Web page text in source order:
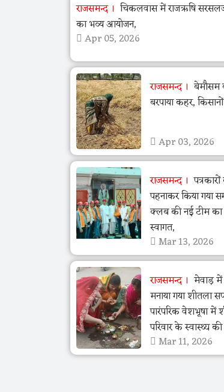
राजसमन्द
चिकलवास में राजऋषि
का भव्य आयोजन,
Apr 05, 2026
राजसमन्द
बेमौसम
बरपाया कहर,
Apr 03, 2026
राजसमन्द
पहनाकर किया गया
क्लब की नई टीम का
स्वागत,
Mar 13, 2026
राजसमन्द
मेवाड़ में
मनाया गया शीतला
पारंपरिक वेशभूषा में
परिवार के स्वास्थ्य
Mar 11, 2026